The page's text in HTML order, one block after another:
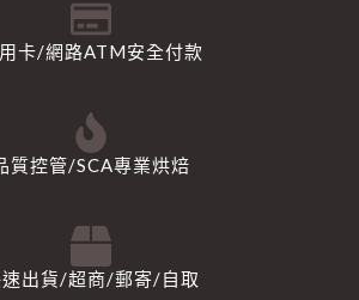
卡/網路ATM安全付款
質控管/SCA專業烘焙
出貨/超商/郵寄/自取